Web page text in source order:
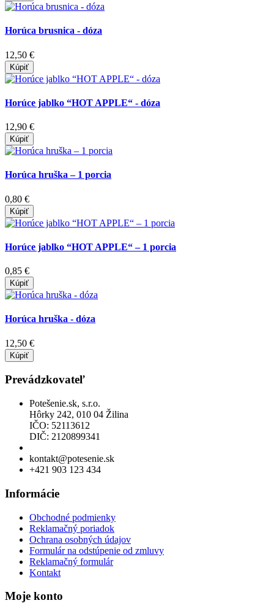
Horúca brusnica - dóza
12,50 €
Kúpiť
Horúce jablko “HOT APPLE“ - dóza
12,90 €
Kúpiť
Horúca hruška – 1 porcia
0,80 €
Kúpiť
Horúce jablko “HOT APPLE“ – 1 porcia
0,85 €
Kúpiť
Horúca hruška - dóza
12,50 €
Kúpiť
Prevádzkovateľ
Potešenie.sk, s.r.o.
Hôrky 242, 010 04 Žilina
IČO: 52113612
DIČ: 2120899341
kontakt@potesenie.sk
+421 903 123 434
Informácie
Obchodné podmienky
Reklamačný poriadok
Ochrana osobných údajov
Formulár na odstúpenie od zmluvy
Reklamačný formulár
Kontakt
Moje konto